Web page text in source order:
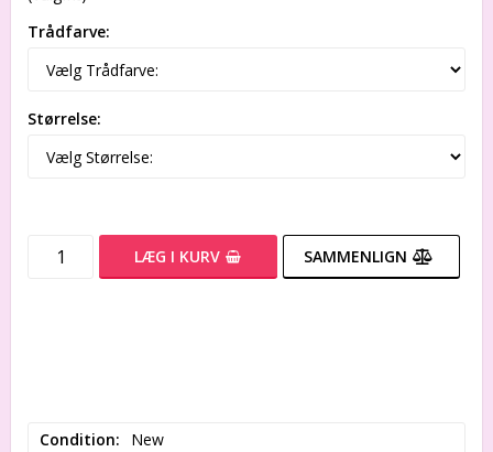
Trådfarve:
Størrelse:
LÆG I KURV SAMMENLIGN
Condition
New